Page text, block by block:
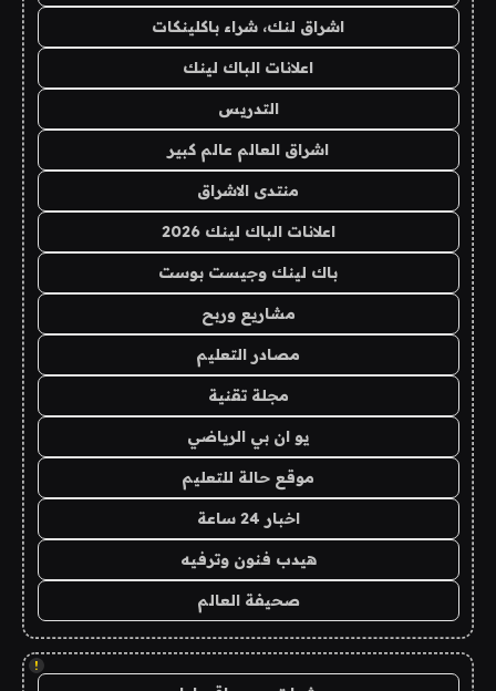
اشراق لنك، شراء باكلينكات
اعلانات الباك لينك
التدريس
اشراق العالم عالم كبير
منتدى الاشراق
اعلانات الباك لينك 2026
باك لينك وجيست بوست
مشاريع وربح
مصادر التعليم
مجلة تقنية
يو ان بي الرياضي
موقع حالة للتعليم
اخبار 24 ساعة
هيدب فنون وترفيه
صحيفة العالم
!